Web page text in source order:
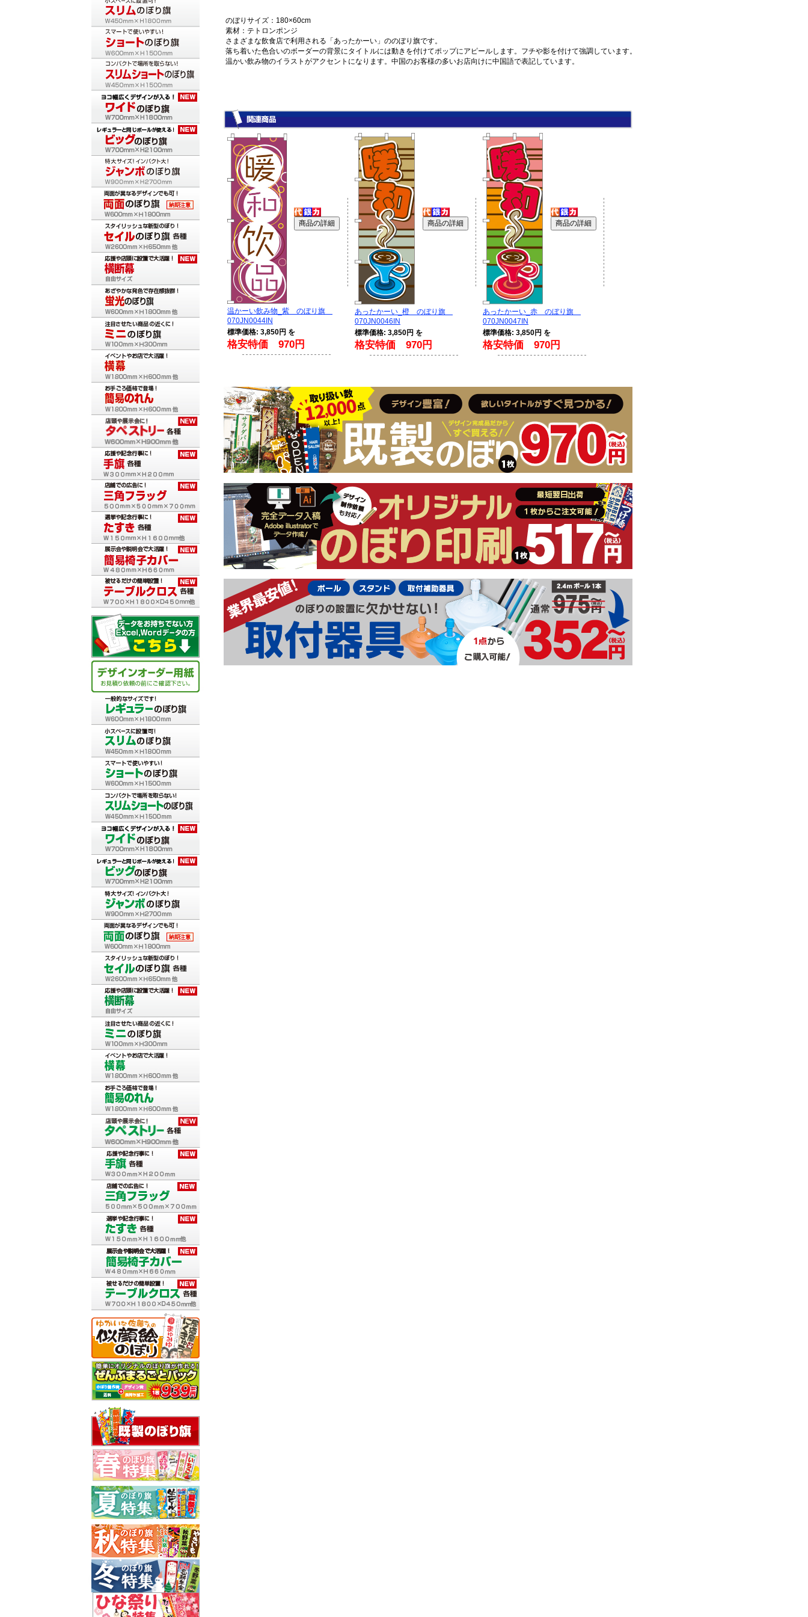
のぼりサイズ：180×60cm
素材：テトロンポンジ
さまざまな飲食店で利用される「あったかーい」ののぼり旗です。
落ち着いた色合いのボーダーの背景にタイトルには動きを付けてポップにアピールします。フチや影を付けて強調しています。
温かい飲み物のイラストがアクセントになります。中国のお客様の多いお店向けに中国語で表記しています。
温かーい飲み物_紫 のぼり旗
070JN0044IN
標準価格: 3,850円 を
格安特価 970円
あったかーい_橙 のぼり旗
070JN0046IN
標準価格: 3,850円 を
格安特価 970円
あったかーい_赤 のぼり旗
070JN0047IN
標準価格: 3,850円 を
格安特価 970円